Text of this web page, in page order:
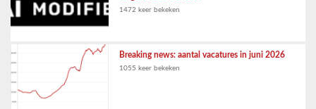
1472 keer bekeken
Breaking news: aantal vacatures in juni 2026
1055 keer bekeken